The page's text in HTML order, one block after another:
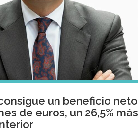
un beneficio neto
de euros, un 26,5% más